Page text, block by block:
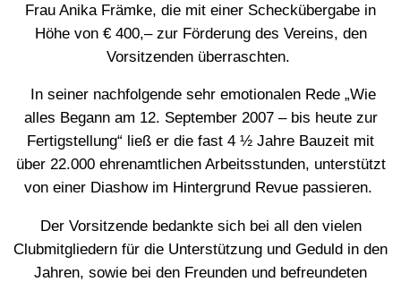
Frau Anika Främke, die mit einer Scheckübergabe in
Höhe von € 400,– zur Förderung des Vereins, den
Vorsitzenden überraschten.
In seiner nachfolgende sehr emotionalen Rede „Wie
alles Begann am 12. September 2007 – bis heute zur
Fertigstellung“ ließ er die fast 4 ½ Jahre Bauzeit mit
über 22.000 ehrenamtlichen Arbeitsstunden, unterstützt
von einer Diashow im Hintergrund Revue passieren.
Der Vorsitzende bedankte sich bei all den vielen
Clubmitgliedern für die Unterstützung und Geduld in den
Jahren, sowie bei den Freunden und befreundeten